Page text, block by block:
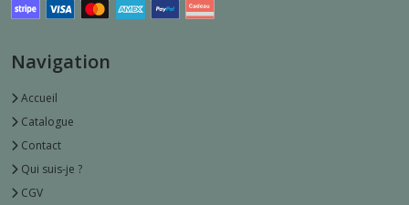
Navigation
Accueil
Catalogue
Contact
Qui suis-je ?
CGV